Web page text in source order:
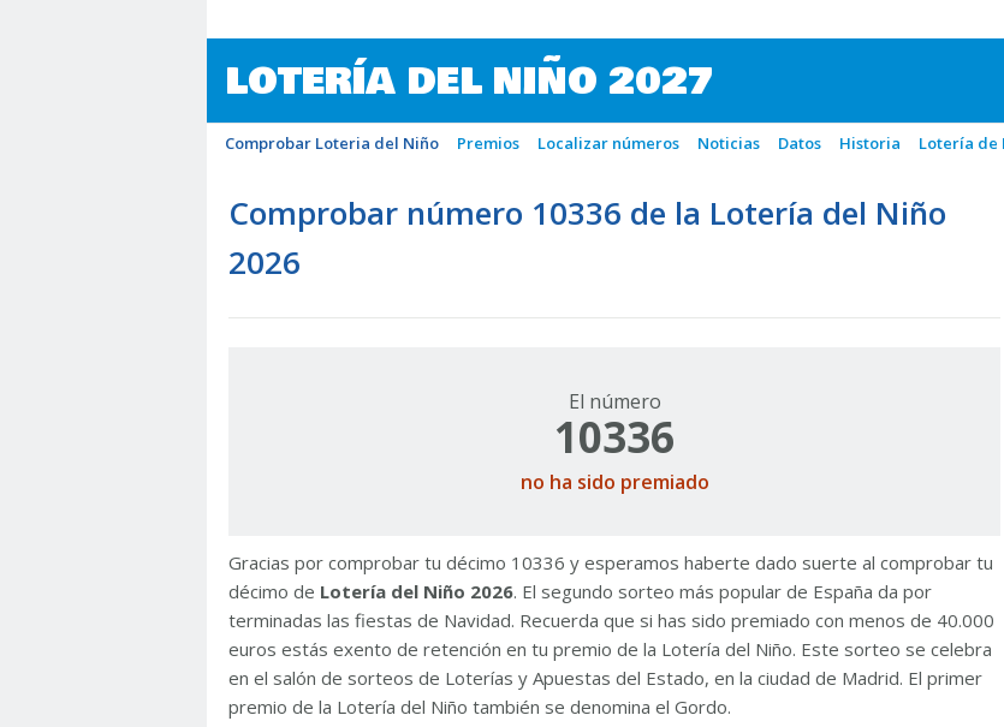
LOTERÍA DEL NIÑO 2027
Comprobar Loteria del Niño Premios Localizar números Noticias Datos Historia Lotería de
Comprobar número 10336 de la Lotería del Niño
2026
El número
10336
no ha sido premiado
Gracias por comprobar tu décimo 10336 y esperamos haberte dado suerte al comprobar tu
décimo de Lotería del Niño 2026. El segundo sorteo más popular de España da por
terminadas las fiestas de Navidad. Recuerda que si has sido premiado con menos de 40.000
euros estás exento de retención en tu premio de la Lotería del Niño. Este sorteo se celebra
en el salón de sorteos de Loterías y Apuestas del Estado, en la ciudad de Madrid. El primer
premio de la Lotería del Niño también se denomina el Gordo.